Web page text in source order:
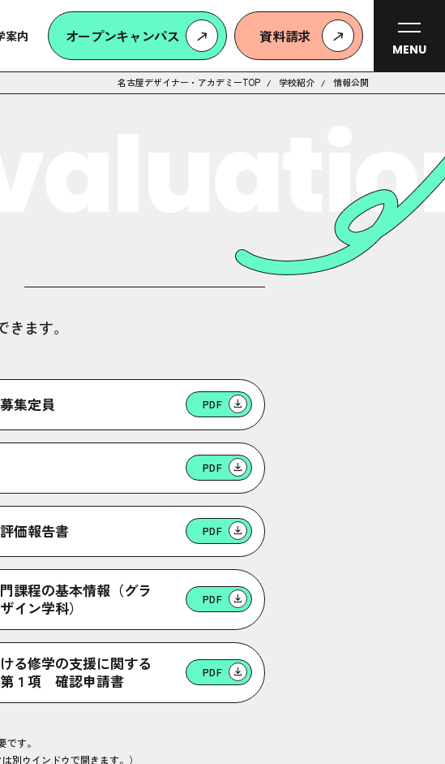
案内 オープンキャンパス 資料請求
MENU
名古屋デザイナー・アカデミーTOP 学校紹介 情報公開
ます。
集定員 PDF
PDF
価報告書 PDF
課程の基本情報（グラ
イン学科）
PDF
る修学の支援に関する
１項 確認申請書
PDF
です。
別ウインドウで開きます。）